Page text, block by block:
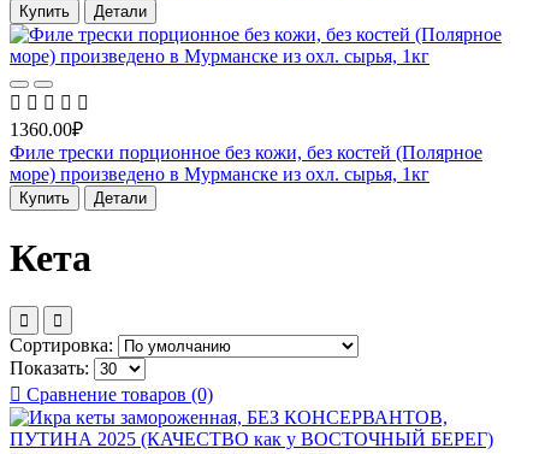
Купить Детали
1360.00₽
Филе трески порционное без кожи, без костей (Полярное
море) произведено в Мурманске из охл. сырья, 1кг
Купить Детали
Кета
Сортировка:
Показать:
Сравнение товаров (0)